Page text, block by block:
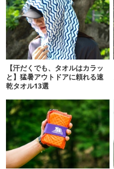
【汗だくでも、タオルはカラッ
と】猛暑アウトドアに頼れる速
乾タオル13選